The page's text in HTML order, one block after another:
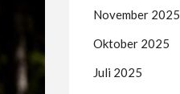
November 2025
Oktober 2025
Juli 2025